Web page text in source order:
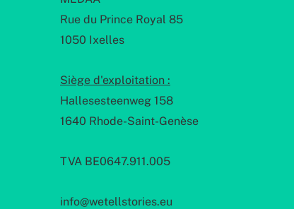
Rue du Prince Royal 85
1050 Ixelles
Siège d'exploitation :
Hallesesteenweg 158
1640 Rhode-Saint-Genèse
TVA BE0647.911.005
info@wetellstories.eu